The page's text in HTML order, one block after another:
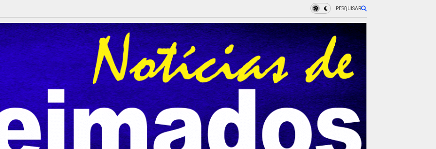
PESQUISAR